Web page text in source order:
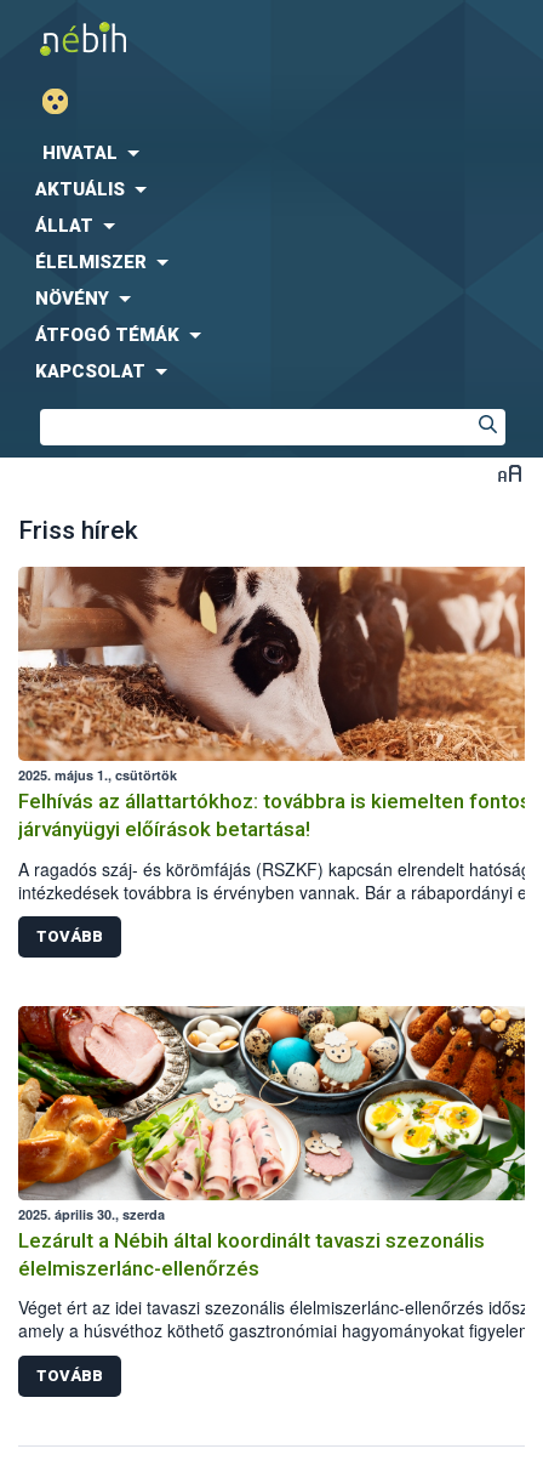
HIVATAL
AKTUÁLIS
ÁLLAT
ÉLELMISZER
NÖVÉNY
ÁTFOGÓ TÉMÁK
KAPCSOLAT
Friss hírek
2025. május 1., csütörtök
Felhívás az állattartókhoz: továbbra is kiemelten fontos
járványügyi előírások betartása!
A ragadós száj- és körömfájás (RSZKF) kapcsán elrendelt hatósági
intézkedések továbbra is érvényben vannak. Bár a rábapordányi
óta nem igazoltunk új fertőzést, a vírus rendkívüli ragályossága és
hosszú lappangási ideje miatt továbbra is elengedhetetlen, hogy
állattartó maradéktalanul betartsa az érvényes járványvédelmi
TOVÁBB
2025. április 30., szerda
Lezárult a Nébih által koordinált tavaszi szezonális
élelmiszerlánc-ellenőrzés
Véget ért az idei tavaszi szezonális élelmiszerlánc-ellenőrzés
amely a húsvéthoz köthető gasztronómiai hagyományokat
véve, az ünnepi időszakban leginkább keresett élelmiszerek
fókuszálva – március 24. és április 18. között zajlott. A vizsgálatokat
területi élelmiszerlánc-felügyeleti szervek hatósági ellenőrei
tavaszi akció során közel 2 tonnányi élelmiszertételt vont ki a
TOVÁBB